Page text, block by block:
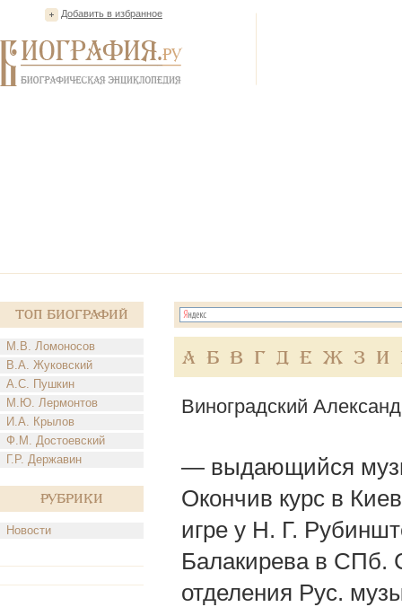
Добавить в избранное
Топ Биографий
М.В. Ломоносов
В.А. Жуковский
А.С. Пушкин
М.Ю. Лермонтов
И.А. Крылов
Ф.М. Достоевский
Г.Р. Державин
Рубрики
Новости
А Б В Г Д Е Ж З И
Виноградский
— выдающийся
Окончив курс в
игре у Н. Г.
Балакирева в СПб.
отделения Рус.